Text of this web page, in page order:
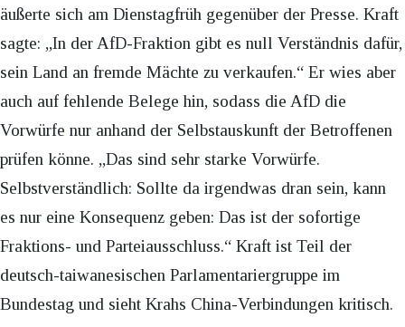
äußerte sich am Dienstagfrüh gegenüber der Presse. Kraft
sagte: „In der AfD-Fraktion gibt es null Verständnis dafür,
sein Land an fremde Mächte zu verkaufen.“ Er wies aber
auch auf fehlende Belege hin, sodass die AfD die
Vorwürfe nur anhand der Selbstauskunft der Betroffenen
prüfen könne. „Das sind sehr starke Vorwürfe.
Selbstverständlich: Sollte da irgendwas dran sein, kann
es nur eine Konsequenz geben: Das ist der sofortige
Fraktions- und Parteiausschluss.“ Kraft ist Teil der
deutsch-taiwanesischen Parlamentariergruppe im
Bundestag und sieht Krahs China-Verbindungen kritisch.